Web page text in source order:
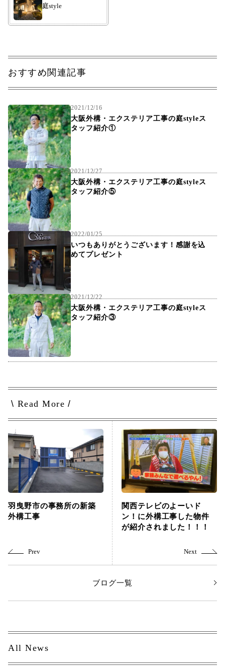
庭style
おすすめ関連記事
2021/12/16
大阪外構・エクステリア工事の庭styleス
タッフ紹介①
2021/12/27
大阪外構・エクステリア工事の庭styleス
タッフ紹介⑤
2022/01/25
いつもありがとうございます！感謝を込
めてプレゼント
2021/12/22
大阪外構・エクステリア工事の庭styleス
タッフ紹介③
\ Read More /
羽曳野市の事務所の新築
外構工事
関西テレビのよーいド
ン！に外構工事した物件
が紹介されました！！！
ブログ一覧
All News